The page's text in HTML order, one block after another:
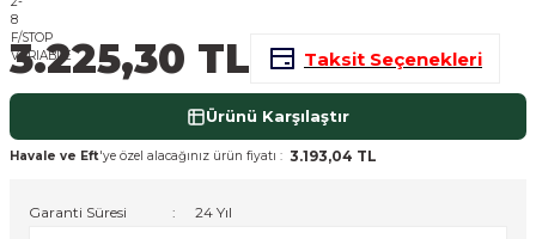
Cihazları
3.225,30 TL Taksit Seçenekleri
Ürünü Karşılaştır
Havale ve Eft'ye özel alacağınız ürün fiyatı : 3.193,04 TL
Garanti Süresi 24 Yıl